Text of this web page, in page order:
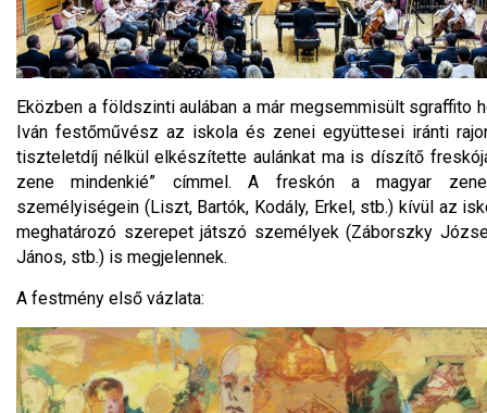
Eközben a földszinti aulában a már megsemmisült sgraffito
Iván festőművész az iskola és zenei együttesei iránti
tiszteletdíj nélkül elkészítette aulánkat ma is díszítő
zene mindenkié” címmel. A freskón a magyar
személyiségein (Liszt, Bartók, Kodály, Erkel, stb.) kívül az
meghatározó szerepet játszó személyek (Záborszky
János, stb.) is megjelennek.
A festmény első vázlata: